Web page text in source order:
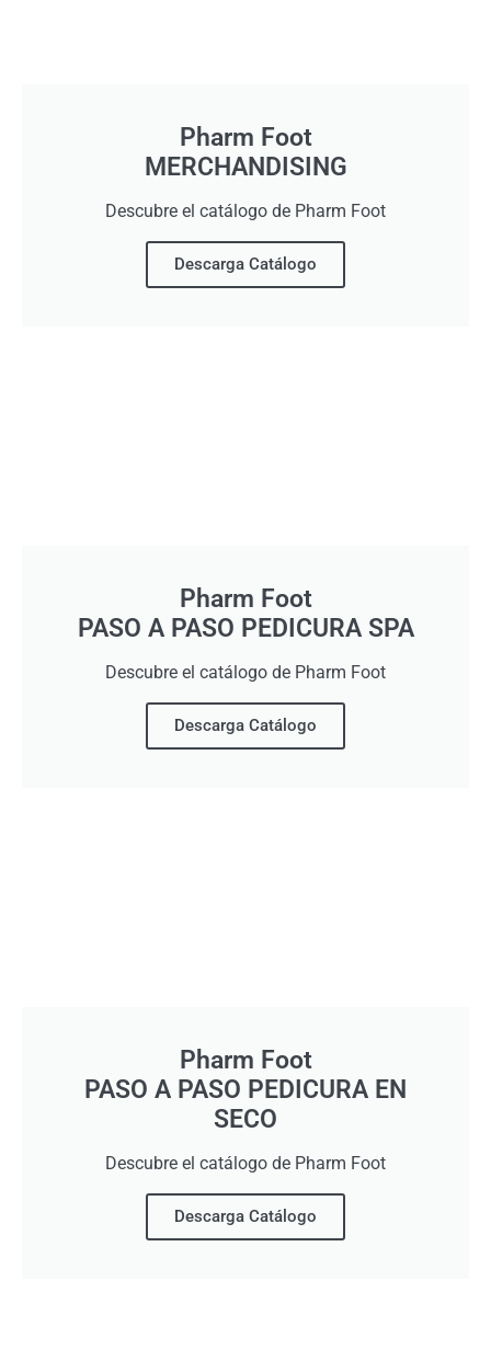
Pharm Foot
MERCHANDISING
Descubre el catálogo de Pharm Foot
Descarga Catálogo
Pharm Foot
PASO A PASO PEDICURA SPA
Descubre el catálogo de Pharm Foot
Descarga Catálogo
Pharm Foot
PASO A PASO PEDICURA EN
SECO
Descubre el catálogo de Pharm Foot
Descarga Catálogo